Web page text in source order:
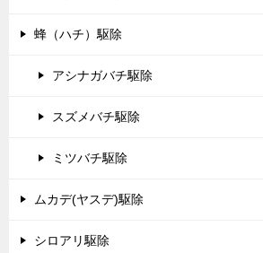
蜂（ハチ）駆除
アシナガバチ駆除
スズメバチ駆除
ミツバチ駆除
ムカデ(ヤスデ)駆除
シロアリ駆除